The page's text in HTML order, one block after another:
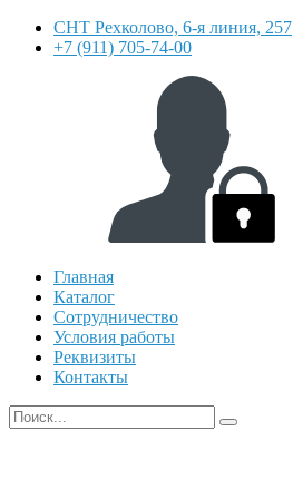
СНТ Рехколово, 6-я линия, 257
+7 (911) 705-74-00
Главная
Каталог
Сотрудничество
Условия работы
Реквизиты
Контакты